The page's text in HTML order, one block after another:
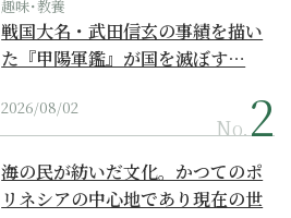
趣味･教養
戦国大名・武田信玄の事績を描い
た『甲陽軍鑑』が国を滅ぼす…
2026/08/02
No.
海の民が紡いだ文化。かつてのポ
リネシアの中心地であり現在の世